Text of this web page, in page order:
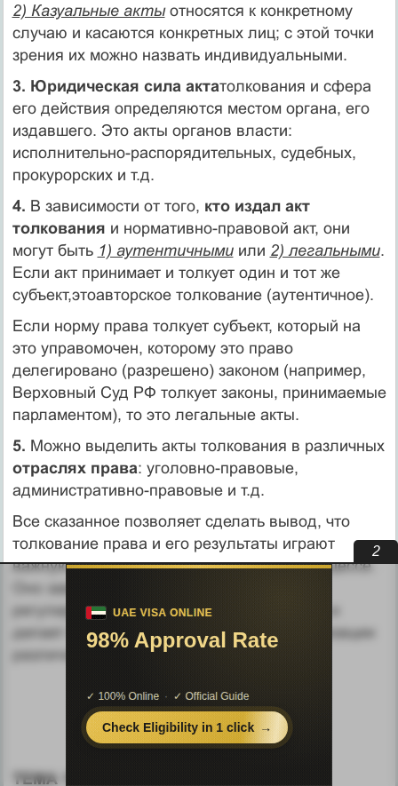
2) Казуальные актыотносятся к конкретному
случаю и касаются конкретных лиц; с этой точки
зрения их можно назвать индиви­дуальными.
3. Юридическая сила актатолкования и сфера
его действия определяются местом органа, его
издавшего. Это акты органов власти:
исполнительно-распорядительных, судебных,
прокурор­ских и т.д.
4. В зависимости от того, кто издал акт
толкования и норма­тивно-правовой акт, они
могут быть 1) аутентичнымиили 2) легаль­ными.
Если акт принимает и толкует один и тот же
субъект,этоавторское толкование (аутентичное).
Если норму права толкует субъект, который на
это управомочен, которому это право
делегировано (разрешено) законом (на­пример,
Верховный Суд РФ толкует законы, принимаемые
пар­ламентом), то это легальные акты.
5. Можно выделить акты толкования в различных
отраслях права: уголовно-правовые,
административно-правовые и т.д.
Все сказанное позволяет сделать вывод, что
толкование права и его результаты играют
важную роль в правореализационном процессе.
Оно завершает процесс правового
регулирования об­щественных отношений и
делает правовые нормы готовыми к реализации
различными субъектами.
ТЕМА 18: РЕАЛИЗАЦИЯ НОРМ ПРАВА
1